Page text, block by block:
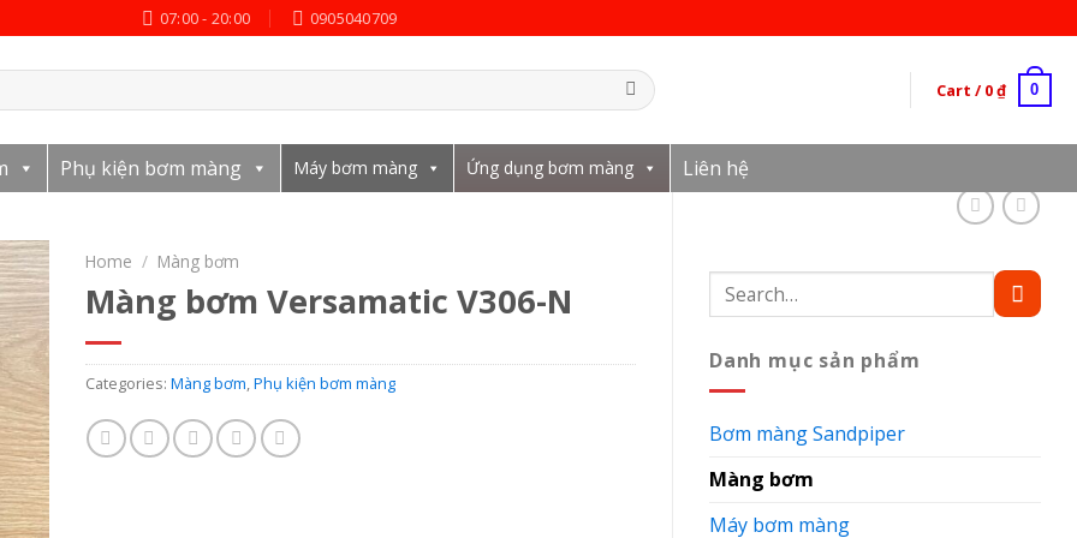
07:00 - 20:00 0905040709
Cart / 0₫ 0
Phụ kiện bơm màng Máy bơm màng Ứng dụng bơm màng Liên hệ
Search
for:
Danh mục sản phẩm
Bơm màng Sandpiper
Màng bơm
Máy bơm màng
Home / Màng bơm
Màng bơm Versamatic V306-N
Categories: Màng bơm,Phụ kiện bơm màng